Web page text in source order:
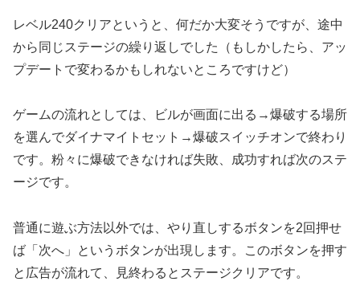
レベル240クリアというと、何だか大変そうですが、途中
から同じステージの繰り返しでした（もしかしたら、アッ
プデートで変わるかもしれないところですけど）
ゲームの流れとしては、ビルが画面に出る→爆破する場所
を選んでダイナマイトセット→爆破スイッチオンで終わり
です。粉々に爆破できなければ失敗、成功すれば次のステ
ージです。
普通に遊ぶ方法以外では、やり直しするボタンを2回押せ
ば「次へ」というボタンが出現します。このボタンを押す
と広告が流れて、見終わるとステージクリアです。